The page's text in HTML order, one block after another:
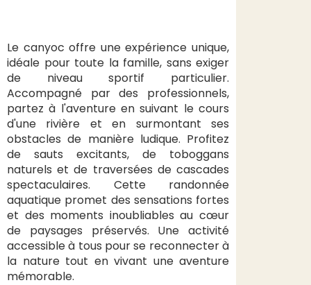
Le canyoc offre une expérience unique,
idéale pour toute la famille, sans exiger
de niveau sportif particulier.
Accompagné par des professionnels,
partez à l'aventure en suivant le cours
d'une rivière et en surmontant ses
obstacles de manière ludique. Profitez
de sauts excitants, de toboggans
naturels et de traversées de cascades
spectaculaires. Cette randonnée
aquatique promet des sensations fortes
et des moments inoubliables au cœur
de paysages préservés. Une activité
accessible à tous pour se reconnecter à
la nature tout en vivant une aventure
mémorable.